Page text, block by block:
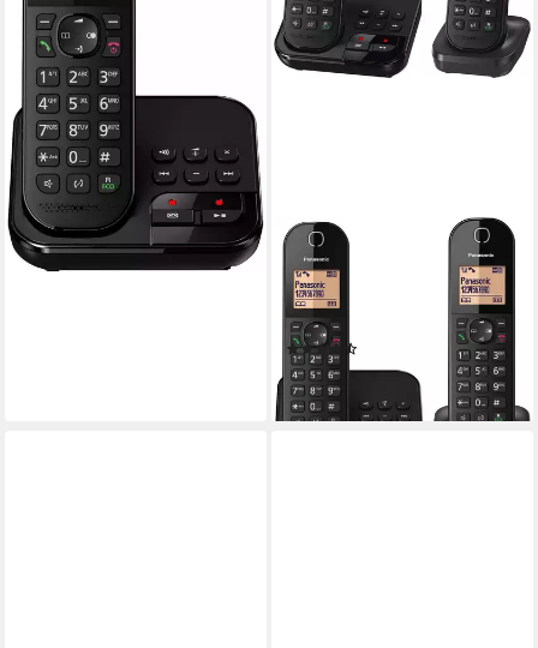
PANASONIC
KX-TGC422GB
Festnetztelefon (Mobilteile: 2,
Anrufbeantworter)
53,69 €
lieferbar - in 4-5 Werktagen bei dir